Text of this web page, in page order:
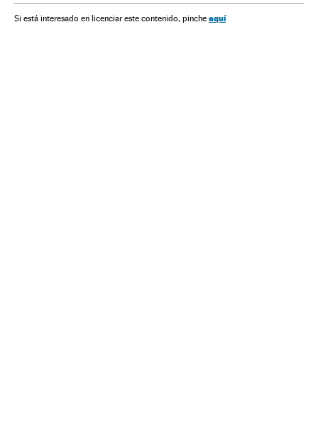
Câmara Representantes Estados Unidos
Si está interesado en licenciar este contenido, pinche aquí